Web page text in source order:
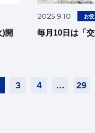
)開
2025.9.10 お
毎月10日は「
3 4 … 29